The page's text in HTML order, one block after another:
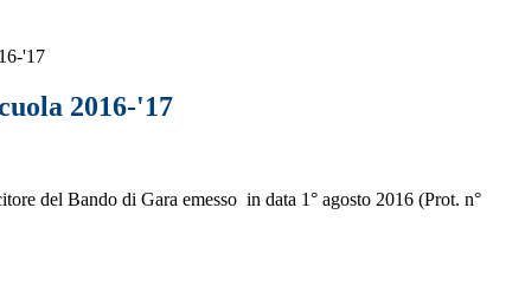
'17
2016-'17
del Bando di Gara emesso in data 1° agosto 2016 (Prot. n°